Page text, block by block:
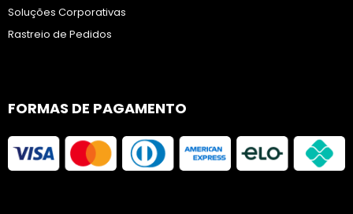
Soluções Corporativas
Rastreio de Pedidos
FORMAS DE PAGAMENTO